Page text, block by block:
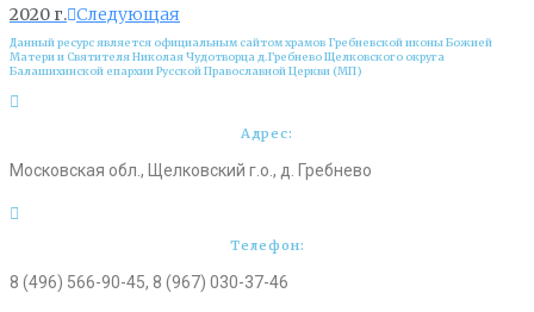
2020 г. Следующая
Данный ресурс является официальным сайтом храмов Гребневской иконы Божией
Матери и Cвятителя Николая Чудотворца д.Гребнево Щелковского округа
Балашихинской епархии Русской Православной Церкви (МП)
Адрес:
Московская обл., Щелковский г.о., д. Гребнево
Телефон:
8 (496) 566-90-45, 8 (967) 030-37-46